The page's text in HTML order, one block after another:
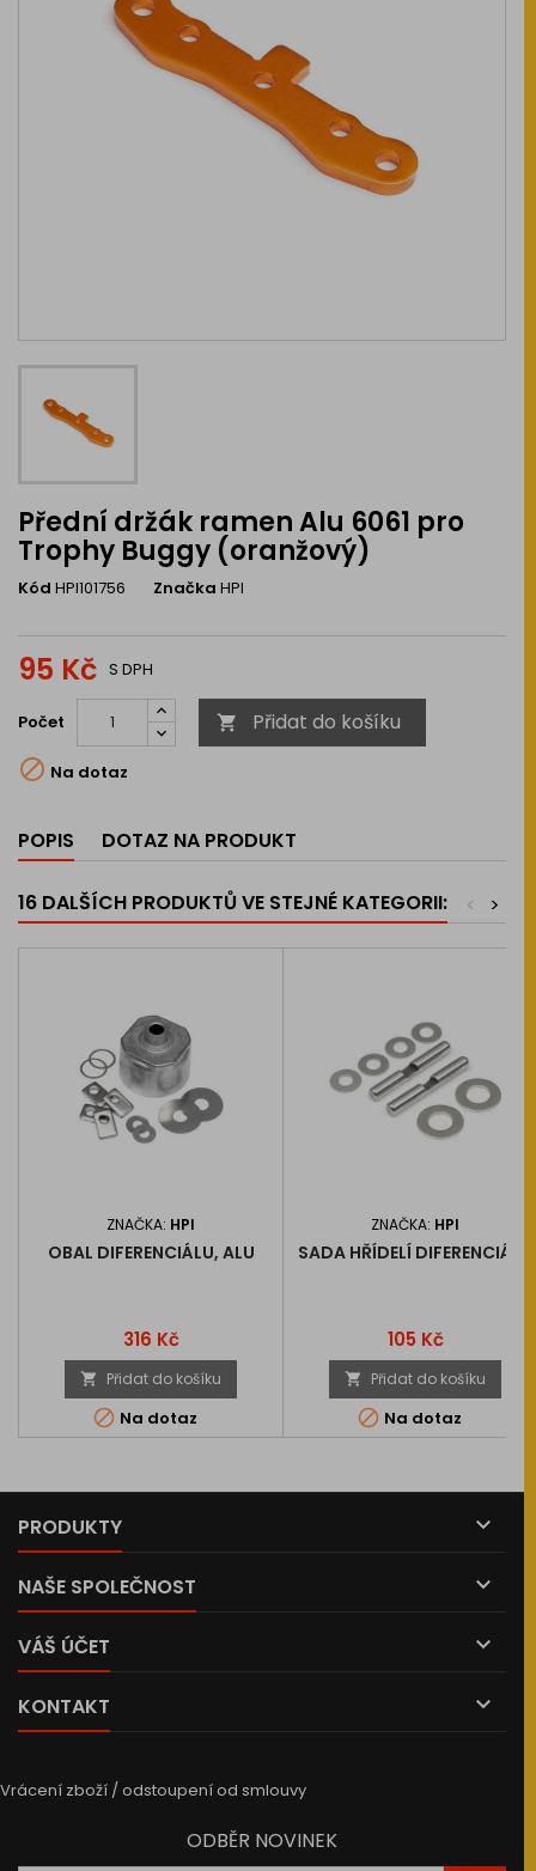
Přední držák ramen Alu 6061 pro
Trophy Buggy (oranžový)
Kód HPI101756 Značka HPI
95 Kč S DPH
Počet  Přidat do košíku
 Na dotaz
POPIS DOTAZ NA PRODUKT
16 DALŠÍCH PRODUKTŮ VE STEJNÉ KATEGORII: >
<
ZNAČKA: HPI
OBAL DIFERENCIÁLU, ALU
Cena
316 Kč
 Přidat do košíku
 Na dotaz
ZNAČKA: HPI
SADA HŘÍDELÍ DIFERENCIÁLU
Cena
105 Kč
 Přidat do košíku
 Na dotaz
PRODUKTY 
NAŠE SPOLEČNOST 
VÁŠ ÚČET 
KONTAKT 
Vrácení zboží / odstoupení od smlouvy
ODBĚR NOVINEK